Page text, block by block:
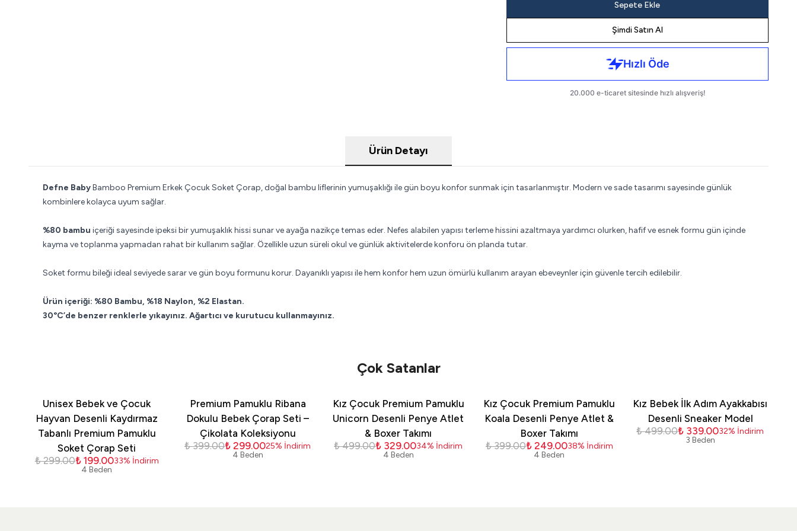
Sepete Ekle
Şimdi Satın Al
Ürün Detayı
Defne BabyBamboo Premium Erkek Çocuk Soket Çorap, doğal bambu liflerinin yumuşaklığı ile gün boyu konfor sunmak için tasarlanmıştır. Modern ve sade tasarımı sayesinde günlük
kombinlere kolayca uyum sağlar.
%80 bambu içeriği sayesinde ipeksi bir yumuşaklık hissi sunar ve ayağa nazikçe temas eder. Nefes alabilen yapısı terleme hissini azaltmaya yardımcı olurken, hafif ve esnek formu gün içinde
kayma ve toplanma yapmadan rahat bir kullanım sağlar. Özellikle uzun süreli okul ve günlük aktivitelerde konforu ön planda tutar.
Soket formu bileği ideal seviyede sarar ve gün boyu formunu korur. Dayanıklı yapısı ile hem konfor hem uzun ömürlü kullanım arayan ebeveynler için güvenle tercih edilebilir.
Ürün içeriği: %80 Bambu, %18 Naylon, %2 Elastan.
30°C’de benzer renklerle yıkayınız. Ağartıcı ve kurutucu kullanmayınız.
Çok Satanlar
Unisex Bebek ve Çocuk
Hayvan Desenli Kaydırmaz
Tabanlı Premium Pamuklu
Soket Çorap Seti
₺ 299.00₺ 199.0033% İndirim
4 Beden
Premium Pamuklu Ribana
Dokulu Bebek Çorap Seti –
Çikolata Koleksiyonu
₺ 399.00₺ 299.0025% İndirim
4 Beden
Kız Çocuk Premium Pamuklu
Unicorn Desenli Penye Atlet
& Boxer Takımı
₺ 499.00₺ 329.0034% İndirim
4 Beden
Kız Çocuk Premium Pamuklu
Koala Desenli Penye Atlet &
Boxer Takımı
₺ 399.00₺ 249.0038% İndirim
4 Beden
Kız Bebek İlk Adım Ayakkabısı
Desenli Sneaker Model
₺ 499.00₺ 339.0032% İndirim
3 Beden